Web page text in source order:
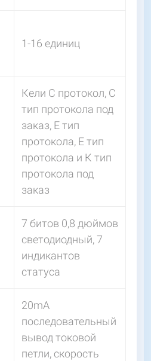
1-16 единиц
Кели С протокол, С
тип протокола под
заказ, Е тип
протокола, Е тип
протокола и К тип
протокола под
заказ
7 битов 0,8 дюймов
светодиодный, 7
индикантов
статуса
20mA
последовательный
вывод токовой
петли, скорость